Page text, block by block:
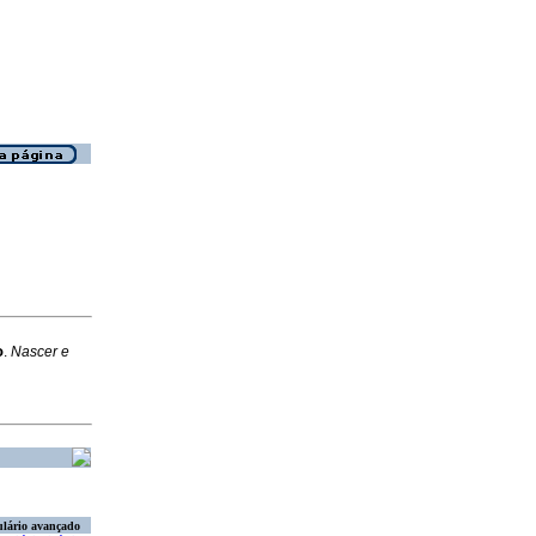
. Nascer e
avançado